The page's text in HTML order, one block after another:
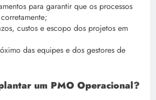
para garantir que os processos
custos e escopo dos projetos em
das equipes e dos gestores de
um PMO Operacional?